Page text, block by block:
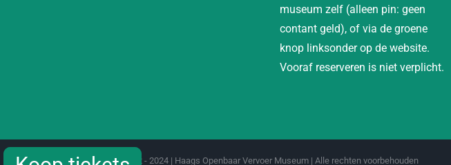
museum zelf (alleen pin: geen
contant geld), of via de groene
knop linksonder op de website.
Vooraf reserveren is niet verplicht.
Copyright 2012 - 2024 | Haags Openbaar Vervoer Museum | Alle rechten voorbehouden